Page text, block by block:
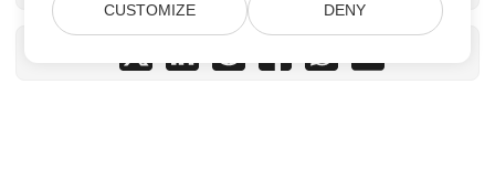
CUSTOMIZE DENY